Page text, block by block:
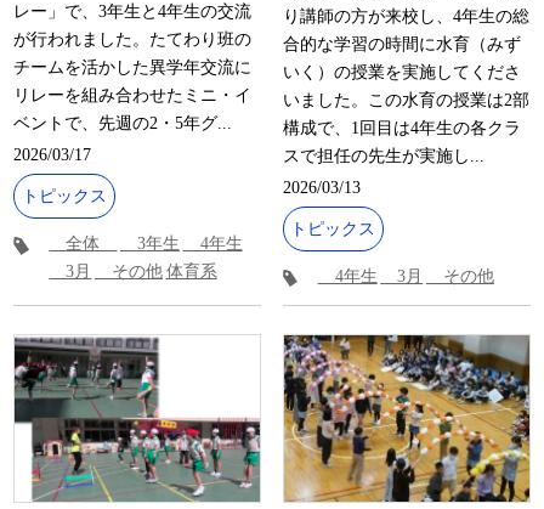
レー」で、3年生と4年生の交流
が行われました。たてわり班の
チームを活かした異学年交流に
リレーを組み合わせたミニ・イ
ベントで、先週の2・5年グ...
2026/03/17
トピックス
全体 3年生
4年生
3月
その他 体育系
り講師の方が来校し、4年生の総
合的な学習の時間に水育（みず
いく）の授業を実施してくださ
いました。この水育の授業は2部
構成で、1回目は4年生の各クラ
スで担任の先生が実施し...
2026/03/13
トピックス
4年生 3月 その他